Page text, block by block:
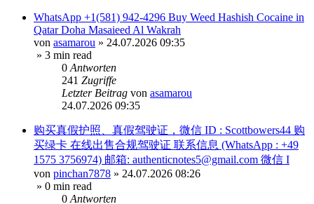
WhatsApp +1(581) 942-4296 Buy Weed Hashish Cocaine in
Qatar Doha Masaieed Al Wakrah
von asamarou » 24.07.2026 09:35
» 3 min read
0 Antworten
241 Zugriffe
Letzter Beitrag von asamarou
24.07.2026 09:35
购买真假护照、真假驾驶证，微信 ID : Scottbowers44 购
买绿卡 在线出售合规驾驶证 联系信息 (WhatsApp : +49
1575 3756974) 邮箱: authenticnotes5@gmail.com 微信 I
von pinchan7878 » 24.07.2026 08:26
» 0 min read
0 Antworten